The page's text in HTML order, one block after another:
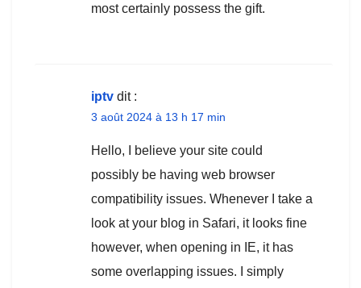
most certainly possess the gift.
iptv dit :
3 août 2024 à 13 h 17 min
Hello, I believe your site could
possibly be having web browser
compatibility issues. Whenever I take a
look at your blog in Safari, it looks fine
however, when opening in IE, it has
some overlapping issues. I simply